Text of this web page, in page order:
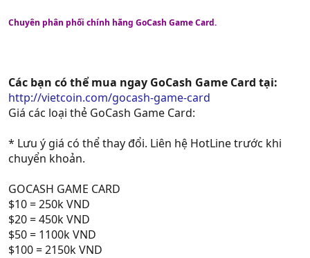
Chuyên phân phối chính hãng GoCash Game Card.
Các bạn có thể mua ngay GoCash Game Card tại:
http://vietcoin.com/gocash-game-card
Giá các loại thẻ GoCash Game Card:
* Lưu ý giá có thể thay đổi. Liên hệ HotLine trước khi
chuyển khoản.
GOCASH GAME CARD
$10 = 250k VND
$20 = 450k VND
$50 = 1100k VND
$100 = 2150k VND